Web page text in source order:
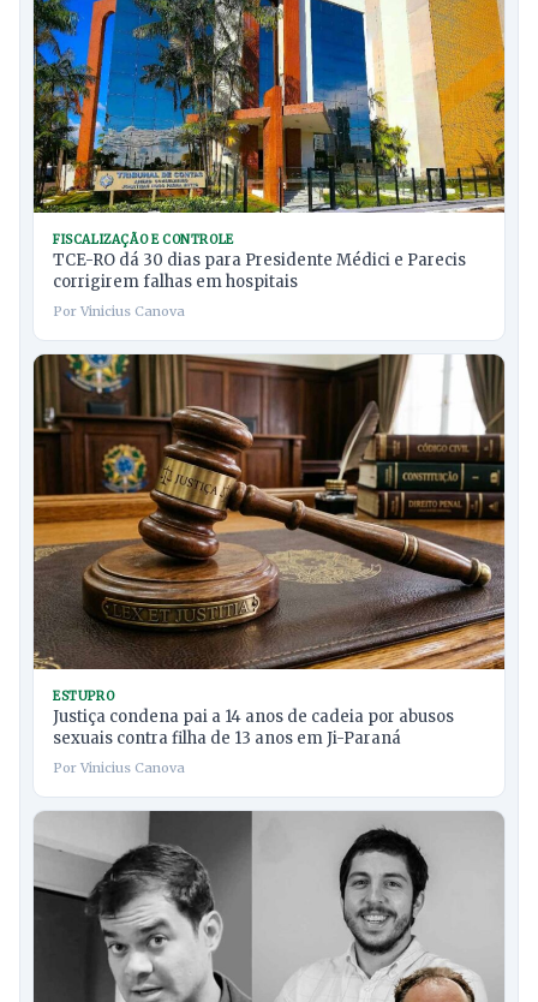
FISCALIZAÇÃO E CONTROLE
TCE-RO dá 30 dias para Presidente Médici e Parecis
corrigirem falhas em hospitais
Por Vinicius Canova
ESTUPRO
Justiça condena pai a 14 anos de cadeia por abusos
sexuais contra filha de 13 anos em Ji-Paraná
Por Vinicius Canova